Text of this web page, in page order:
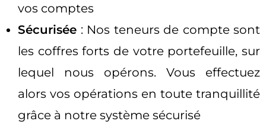
vos comptes
Sécurisée : Nos teneurs de compte sont
les coffres forts de votre portefeuille, sur
lequel nous opérons. Vous effectuez
alors vos opérations en toute tranquillité
grâce à notre système sécurisé